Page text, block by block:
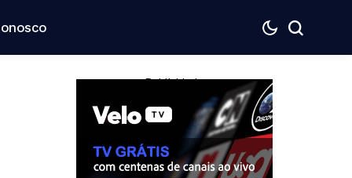
— Publicidade —